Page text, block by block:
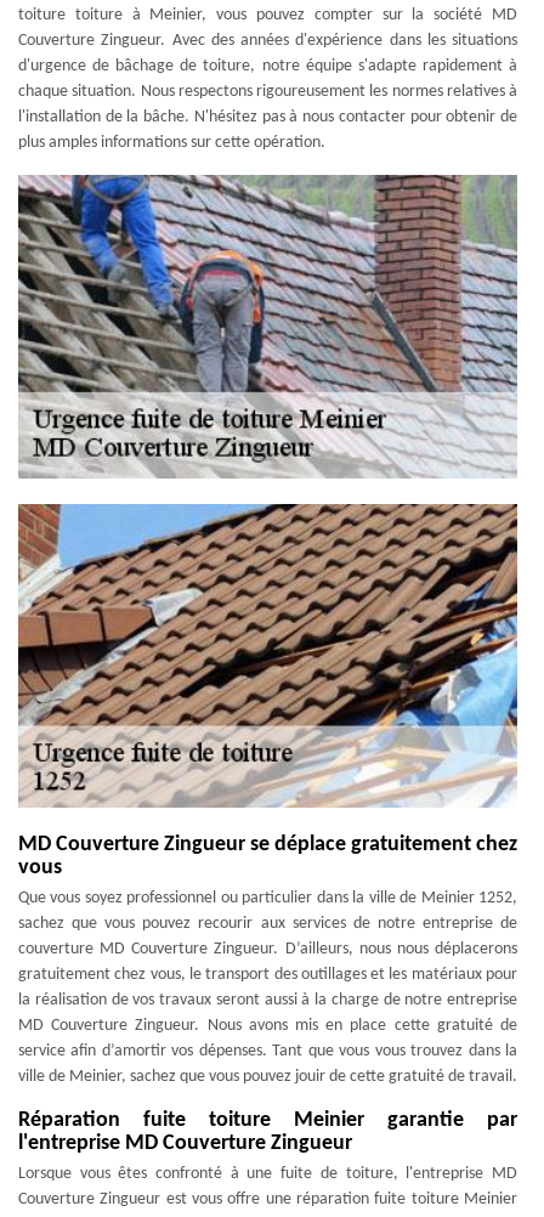
toiture toiture à Meinier, vous pouvez compter sur la société MD
Couverture Zingueur. Avec des années d'expérience dans les situations
d'urgence de bâchage de toiture, notre équipe s'adapte rapidement à
chaque situation. Nous respectons rigoureusement les normes relatives à
l'installation de la bâche. N'hésitez pas à nous contacter pour obtenir de
plus amples informations sur cette opération.
MD Couverture Zingueur se déplace gratuitement chez
vous
Que vous soyez professionnel ou particulier dans la ville de Meinier 1252,
sachez que vous pouvez recourir aux services de notre entreprise de
couverture MD Couverture Zingueur. D’ailleurs, nous nous déplacerons
gratuitement chez vous, le transport des outillages et les matériaux pour
la réalisation de vos travaux seront aussi à la charge de notre entreprise
MD Couverture Zingueur. Nous avons mis en place cette gratuité de
service afin d’amortir vos dépenses. Tant que vous vous trouvez dans la
ville de Meinier, sachez que vous pouvez jouir de cette gratuité de travail.
Réparation fuite toiture Meinier garantie par
l'entreprise MD Couverture Zingueur
Lorsque vous êtes confronté à une fuite de toiture, l'entreprise MD
Couverture Zingueur est vous offre une réparation fuite toiture Meinier